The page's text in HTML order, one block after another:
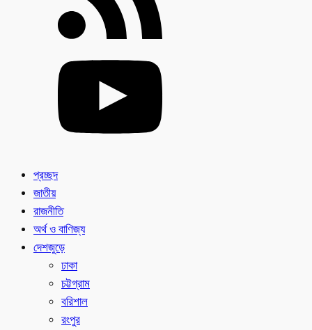
প্রচ্ছদ
জাতীয়
রাজনীতি
অর্থ ও বাণিজ্য
দেশজুড়ে
ঢাকা
চট্টগ্রাম
বরিশাল
রংপুর